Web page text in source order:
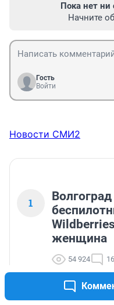
Пока нет ни
Начните
Гость
Войти
Новости СМИ2
1
женщина
54 924
2
«Одни